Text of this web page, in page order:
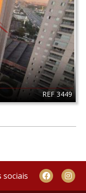
REF 3449
sociais